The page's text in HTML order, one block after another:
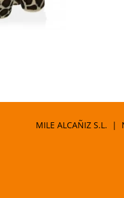
MILE ALCAÑIZ S.L. |